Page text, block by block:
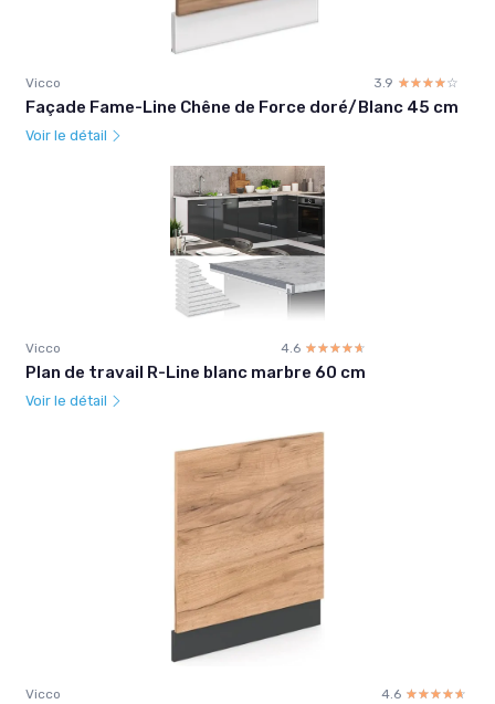
Vicco 3.9 ☆☆☆☆☆
★★★★★
Façade Fame-Line Chêne de Force doré/Blanc 45 cm
Voir le détail
Vicco 4.6 ☆☆☆☆☆
★★★★★
Plan de travail R-Line blanc marbre 60 cm
Voir le détail
Vicco 4.6 ☆☆☆☆☆
★★★★★